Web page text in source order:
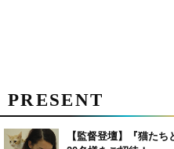
PRESENT
【監督登壇】『猫た